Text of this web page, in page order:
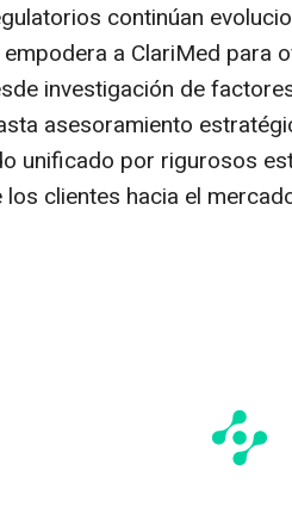
continúan
a ClariMed para
investigación de
asesoramiento
unificado por rigurosos
los clientes hacia el